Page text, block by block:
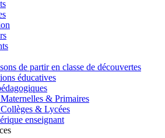
de partir en classe de découvertes
éducatives
& Primaires
& Lycées
enseignant